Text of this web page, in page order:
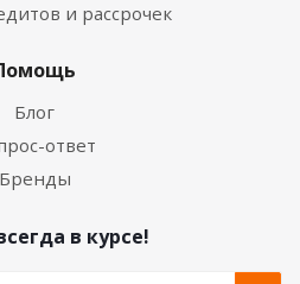
и рассрочек
Блог
ответ
Бренды
в курсе!